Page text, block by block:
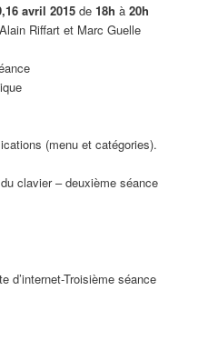
avril 2015de 18h à 20h
Riffart et Marc Guelle
(menu et catégories).
clavier – deuxième séance
d’internet-Troisième séance